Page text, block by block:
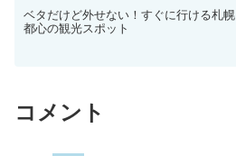
ベタだけど外せない！すぐに行ける札幌
都心の観光スポット
コメント